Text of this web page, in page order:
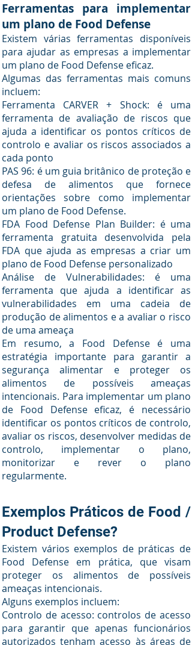
Ferramentas para implementar
um plano de Food Defense
Existem várias ferramentas disponíveis
para ajudar as empresas a implementar
um plano de Food Defense eficaz.
Algumas das ferramentas mais comuns
incluem:
Ferramenta CARVER + Shock: é uma
ferramenta de avaliação de riscos que
ajuda a identificar os pontos críticos de
controlo e avaliar os riscos associados a
cada ponto
PAS 96: é um guia britânico de proteção e
defesa de alimentos que fornece
orientações sobre como implementar
um plano de Food Defense.
FDA Food Defense Plan Builder: é uma
ferramenta gratuita desenvolvida pela
FDA que ajuda as empresas a criar um
plano de Food Defense personalizado
Análise de Vulnerabilidades: é uma
ferramenta que ajuda a identificar as
vulnerabilidades em uma cadeia de
produção de alimentos e a avaliar o risco
de uma ameaça
Em resumo, a Food Defense é uma
estratégia importante para garantir a
segurança alimentar e proteger os
alimentos de possíveis ameaças
intencionais. Para implementar um plano
de Food Defense eficaz, é necessário
identificar os pontos críticos de controlo,
avaliar os riscos, desenvolver medidas de
controlo, implementar o plano,
monitorizar e rever o plano
regularmente.
Exemplos Práticos de Food /
Product Defense?
Existem vários exemplos de práticas de
Food Defense em prática, que visam
proteger os alimentos de possíveis
ameaças intencionais.
Alguns exemplos incluem:
Controlo de acesso: controlos de acesso
para garantir que apenas funcionários
autorizados tenham acesso às áreas de